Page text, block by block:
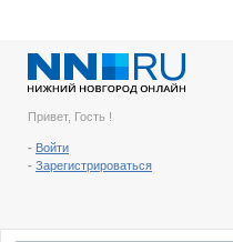
Привет, Гость !
- Войти
- Зарегистрироваться